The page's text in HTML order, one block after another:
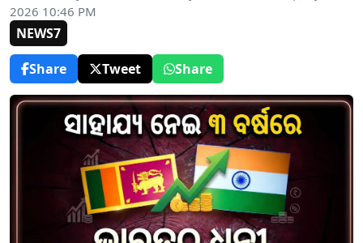
2026 10:46 PM
NEWS7
Share
Tweet Share